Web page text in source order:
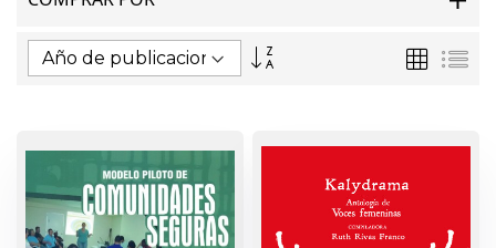
Arte
Ciencias
Dirección
Parrilla